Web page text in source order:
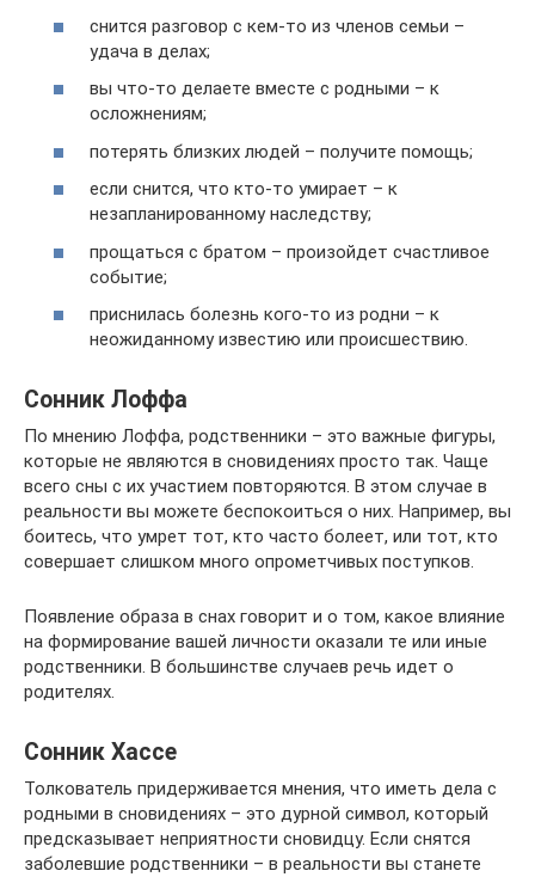
снится разговор с кем-то из членов семьи –
удача в делах;
вы что-то делаете вместе с родными – к
осложнениям;
потерять близких людей – получите помощь;
если снится, что кто-то умирает – к
незапланированному наследству;
прощаться с братом – произойдет счастливое
событие;
приснилась болезнь кого-то из родни – к
неожиданному известию или происшествию.
Сонник Лоффа
По мнению Лоффа, родственники – это важные фигуры,
которые не являются в сновидениях просто так. Чаще
всего сны с их участием повторяются. В этом случае в
реальности вы можете беспокоиться о них. Например, вы
боитесь, что умрет тот, кто часто болеет, или тот, кто
совершает слишком много опрометчивых поступков.
Появление образа в снах говорит и о том, какое влияние
на формирование вашей личности оказали те или иные
родственники. В большинстве случаев речь идет о
родителях.
Сонник Хассе
Толкователь придерживается мнения, что иметь дела с
родными в сновидениях – это дурной символ, который
предсказывает неприятности сновидцу. Если снятся
заболевшие родственники – в реальности вы станете